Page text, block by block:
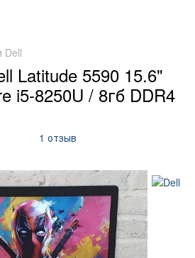
Dell
Latitude 5590 15.6"
i5-8250U / 8гб DDR4
1 отзыв